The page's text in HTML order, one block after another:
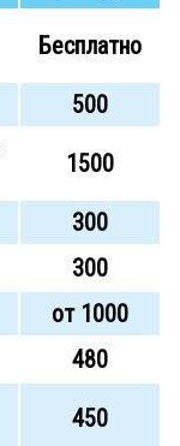
Бесплатно
500
1500
300
300
от 1000
480
450